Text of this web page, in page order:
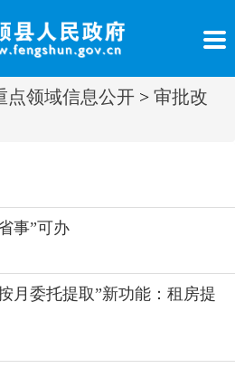
点领域信息公开 > 审批改
事”可办
月委托提取”新功能：租房提